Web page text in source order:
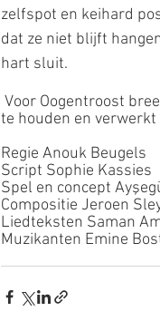
zelfspot en keihard
dat ze niet blijft
hart sluit.
te houden en verwerkt
Regie Anouk Beugels
Script Sophie Kassies
Spel en concept
Compositie Jeroen
Liedteksten Saman
Muzikanten Emine